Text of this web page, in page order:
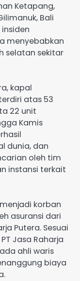
Ketapang,
Bali
menyebabkan
selatan sekitar
kapal
atas 53
22 unit
Kamis
dunia, dan
oleh tim
instansi terkait
korban
asuransi dari
Putera. Sesuai
Jasa Raharja
ahli waris
biaya